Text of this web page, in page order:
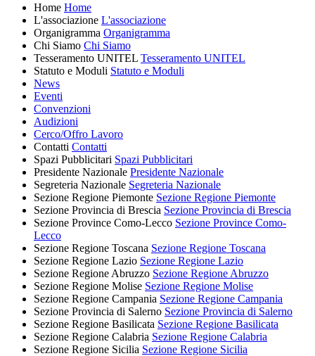
Home Home
L'associazione L'associazione
Organigramma Organigramma
Chi Siamo Chi Siamo
Tesseramento UNITEL Tesseramento UNITEL
Statuto e Moduli Statuto e Moduli
News
Eventi
Convenzioni
Audizioni
Cerco/Offro Lavoro
Contatti Contatti
Spazi Pubblicitari Spazi Pubblicitari
Presidente Nazionale Presidente Nazionale
Segreteria Nazionale Segreteria Nazionale
Sezione Regione Piemonte Sezione Regione Piemonte
Sezione Provincia di Brescia Sezione Provincia di Brescia
Sezione Province Como-Lecco Sezione Province Como-
Lecco
Sezione Regione Toscana Sezione Regione Toscana
Sezione Regione Lazio Sezione Regione Lazio
Sezione Regione Abruzzo Sezione Regione Abruzzo
Sezione Regione Molise Sezione Regione Molise
Sezione Regione Campania Sezione Regione Campania
Sezione Provincia di Salerno Sezione Provincia di Salerno
Sezione Regione Basilicata Sezione Regione Basilicata
Sezione Regione Calabria Sezione Regione Calabria
Sezione Regione Sicilia Sezione Regione Sicilia